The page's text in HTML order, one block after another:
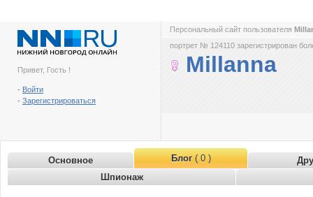
Привет, Гость !
- Войти
- Зарегистрироваться
Персональный сайт пользователя
портрет № 124110 зарегистрирован
Millanna
Основное Блог( 0 )
Шпионаж